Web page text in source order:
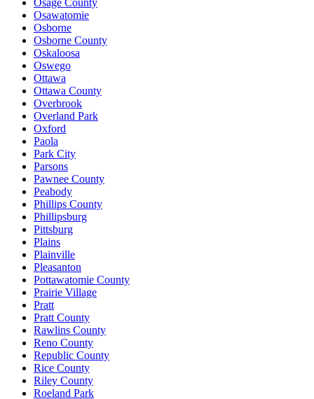
Osawatomie
Osborne
Osborne County
Oskaloosa
Oswego
Ottawa
Ottawa County
Overbrook
Overland Park
Oxford
Paola
Park City
Parsons
Pawnee County
Peabody
Phillips County
Phillipsburg
Pittsburg
Plains
Plainville
Pleasanton
Pottawatomie County
Prairie Village
Pratt
Pratt County
Rawlins County
Reno County
Republic County
Rice County
Riley County
Roeland Park